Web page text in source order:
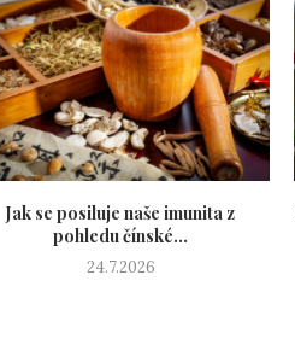
Jak se posiluje naše imunita z
pohledu čínské...
24.7.2026